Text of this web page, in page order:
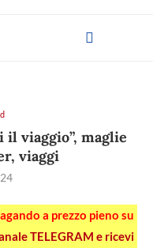
il viaggio”, maglie
viaggi
a prezzo pieno su
TELEGRAM e ricevi